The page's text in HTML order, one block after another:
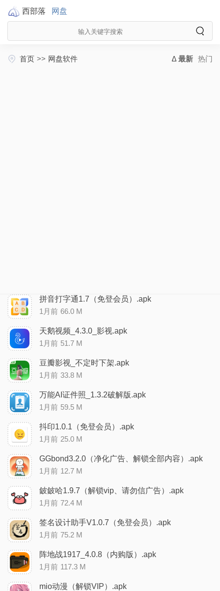
西部落 网盘
首页 >> 网盘软件 最新 热门
拼音打字通1.7（免登会员）.apk
1月前 66.0 M
天鹅视频_4.3.0_影视.apk
1月前 51.7 M
豆瓣影视_不定时下架.apk
1月前 33.8 M
万能AI证件照_1.3.2破解版.apk
1月前 59.5 M
抖印1.0.1（免登会员）.apk
1月前 25.0 M
GGbond3.2.0（净化广告、解锁全部内容）.apk
1月前 12.7 M
鈹鈹哈1.9.7（解锁vip、请勿信广告）.apk
1月前 72.4 M
签名设计助手V1.0.7（免登会员）.apk
1月前 75.2 M
阵地战1917_4.0.8（内购版）.apk
1月前 117.3 M
mio动漫（解锁VIP）.apk